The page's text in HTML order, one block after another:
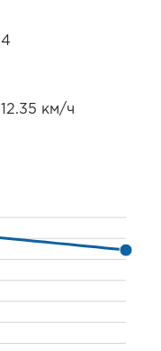
4
12.35 км/ч